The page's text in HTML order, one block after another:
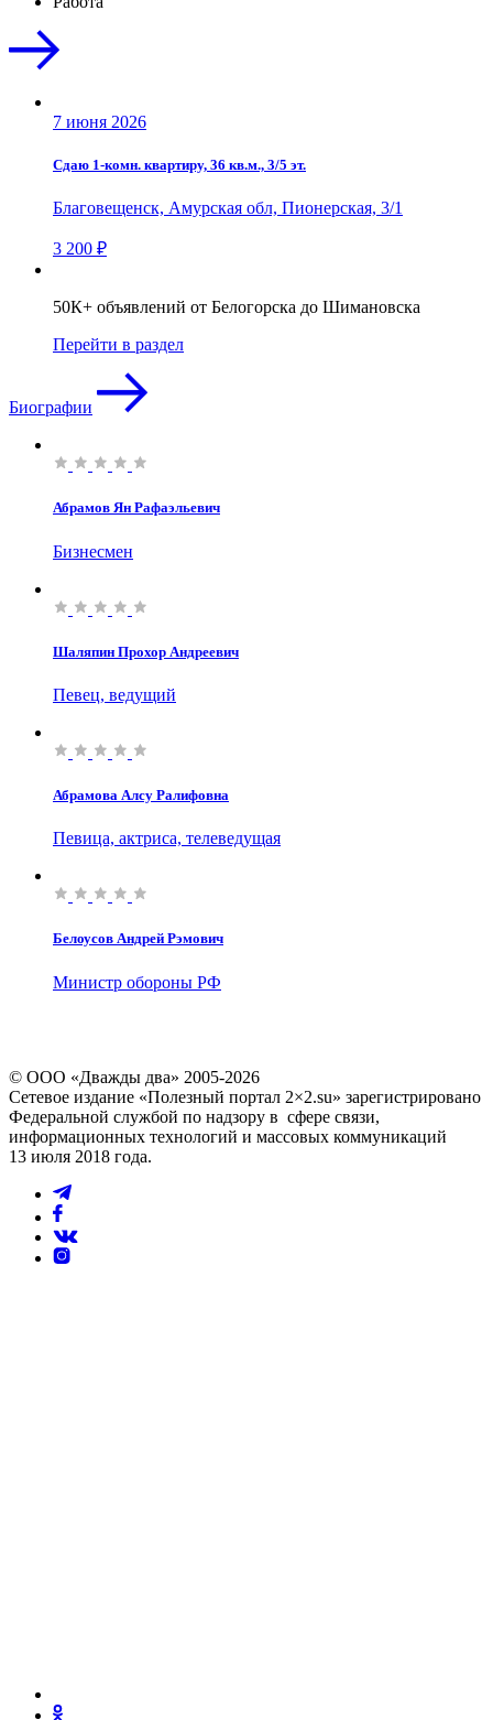
7 июня 2026
Сдаю 1-комн. квартиру, 36 кв.м., 3/5 эт.
Благовещенск, Амурская обл, Пионерская, 3/1
3 200 ₽
50К+ объявлений от Белогорска до Шимановска
Перейти в раздел
Биографии
Абрамов Ян Рафаэльевич
Бизнесмен
Шаляпин Прохор Андреевич
Певец, ведущий
Абрамова Алсу Ралифовна
Певица, актриса, телеведущая
Белоусов Андрей Рэмович
Министр обороны РФ
© ООО «Дважды два» 2005-2026
Сетевое издание «Полезный портал 2×2.su» зарегистрировано
Федеральной службой по надзору в сфере связи,
информационных технологий и массовых коммуникаций
13 июля 2018 года.